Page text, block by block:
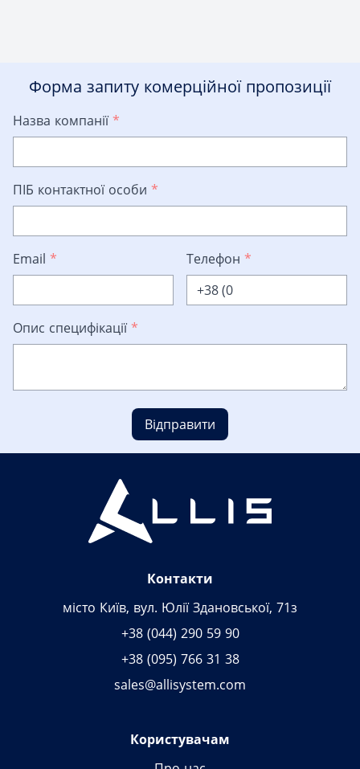
Контакти
місто Київ, вул. Юлії Здановської, 71з
+38 (044) 290 59 90
+38 (095) 766 31 38
sales@allisystem.com
Користувачам
Форма запиту комерційної пропозиції
Назва компанії *
ПІБ контактної особи *
Email * Телефон *
Опис специфікації *
Відправити